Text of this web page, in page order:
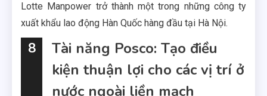
Lotte Manpower trở thành một trong những công ty
xuất khẩu lao động Hàn Quốc hàng đầu tại Hà Nội.
8
Tài năng Posco: Tạo điều
kiện thuận lợi cho các vị trí ở
nước ngoài liền mạch